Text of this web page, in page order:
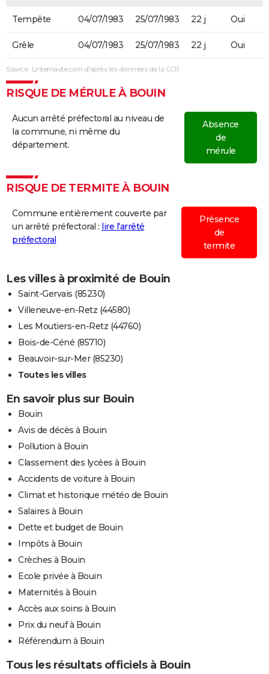
Tempête 04/07/1983 25/07/1983 22 j Oui
Grêle 04/07/1983 25/07/1983 22 j Oui
Source : Linternaute.com d'après les données de la CCR
RISQUE DE MÉRULE À BOUIN
Aucun arrêté préfectoral au niveau de
la commune, ni même du
département.
Absence
de
mérule
RISQUE DE TERMITE À BOUIN
Commune entièrement couverte par
un arrêté préfectoral : lire l'arrêté
préfectoral
Présence
de
termite
Les villes à proximité de Bouin
Saint-Gervais (85230)
Villeneuve-en-Retz (44580)
Les Moutiers-en-Retz (44760)
Bois-de-Céné (85710)
Beauvoir-sur-Mer (85230)
Toutes les villes
En savoir plus sur Bouin
Bouin
Avis de décès à Bouin
Pollution à Bouin
Classement des lycées à Bouin
Accidents de voiture à Bouin
Climat et historique météo de Bouin
Salaires à Bouin
Dette et budget de Bouin
Impôts à Bouin
Crèches à Bouin
Ecole privée à Bouin
Maternités à Bouin
Accès aux soins à Bouin
Prix du neuf à Bouin
Référendum à Bouin
Tous les résultats officiels à Bouin